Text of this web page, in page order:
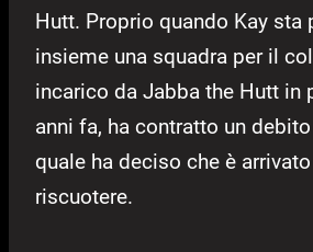
Hutt. Proprio quando Kay sta
insieme una squadra per il
incarico da Jabba the Hutt in
anni fa, ha contratto un
quale ha deciso che è
riscuotere.